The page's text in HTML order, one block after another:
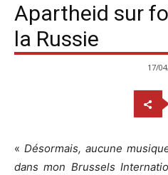
Apartheid sur
la Russie
17/
« Désormais, aucune
dans mon Brussels